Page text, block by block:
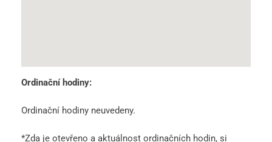
Ordinační hodiny:
Ordinační hodiny neuvedeny.
*Zda je otevřeno a aktuálnost ordinačních hodin, si